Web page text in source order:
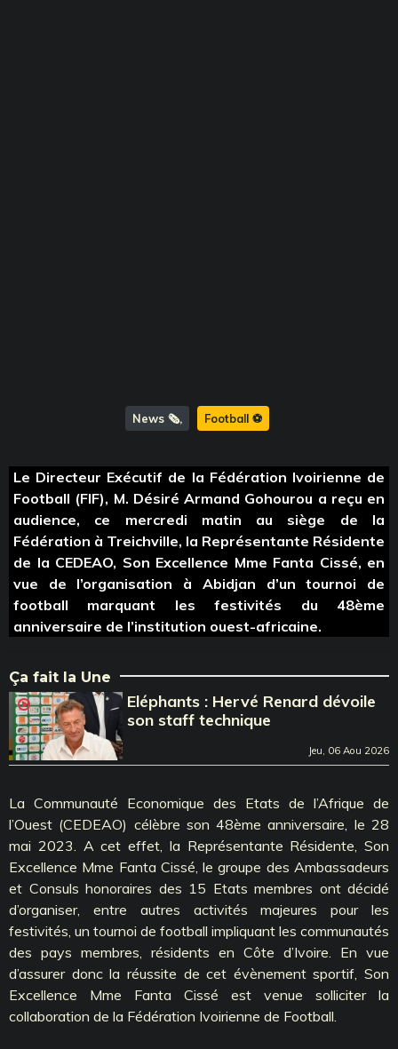
News 🗞️ Football ⚽️
Le Directeur Exécutif de la Fédération Ivoirienne de
Football (FIF), M. Désiré Armand Gohourou a reçu en
audience, ce mercredi matin au siège de la
Fédération à Treichville, la Représentante Résidente
de la CEDEAO, Son Excellence Mme Fanta Cissé, en
vue de l’organisation à Abidjan d’un tournoi de
football marquant les festivités du 48ème
anniversaire de l’institution ouest-africaine.
Ça fait la Une
Eléphants : Hervé Renard dévoile
son staff technique
Jeu, 06 Aou 2026
La Communauté Economique des Etats de l’Afrique de
l’Ouest (CEDEAO) célèbre son 48ème anniversaire, le 28
mai 2023. A cet effet, la Représentante Résidente, Son
Excellence Mme Fanta Cissé, le groupe des Ambassadeurs
et Consuls honoraires des 15 Etats membres ont décidé
d’organiser, entre autres activités majeures pour les
festivités, un tournoi de football impliquant les communautés
des pays membres, résidents en Côte d’Ivoire. En vue
d’assurer donc la réussite de cet évènement sportif, Son
Excellence Mme Fanta Cissé est venue solliciter la
collaboration de la Fédération Ivoirienne de Football.